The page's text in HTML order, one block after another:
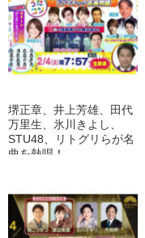
堺正章、井上芳雄、田代
万里生、氷川きよし、
STU48、リトグリらが名
曲を熱唱！